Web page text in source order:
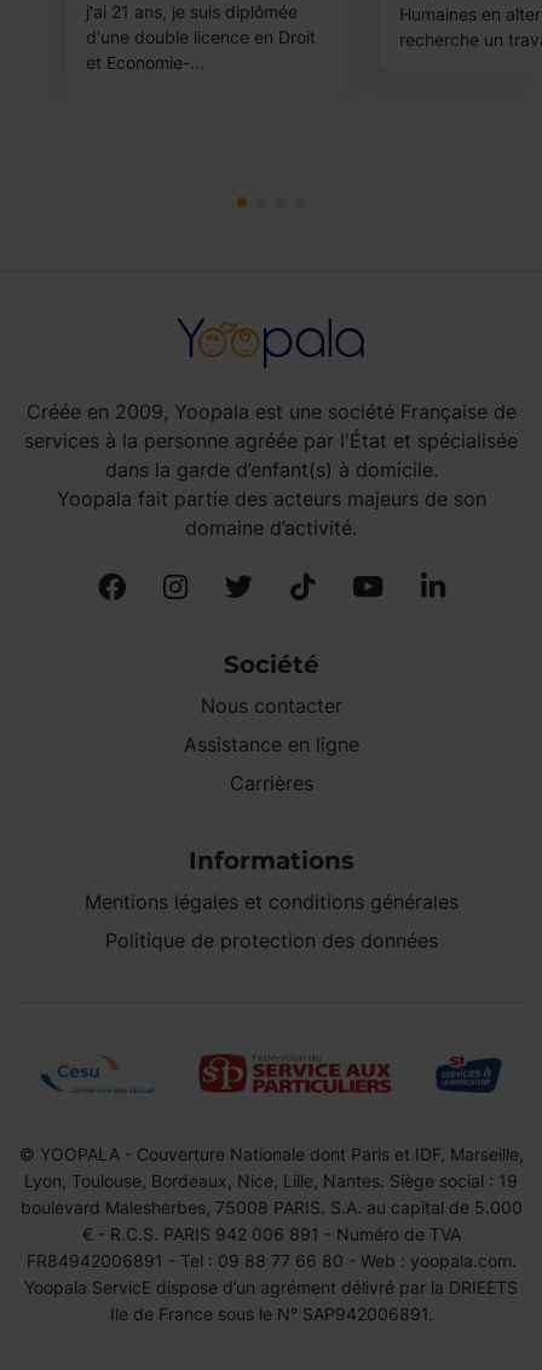
j'ai 21 ans, je suis diplômée
d'une double licence en Droit
et Economie-...
Humaines en
recherche un
Créée en 2009, Yoopala est une société Française de
services à la personne agréée par l'État et spécialisée
dans la garde d’enfant(s) à domicile.
Yoopala fait partie des acteurs majeurs de son
domaine d’activité.
Société
Nous contacter
Assistance en ligne
Carrières
Informations
Mentions légales et conditions générales
Politique de protection des données
© YOOPALA - Couverture Nationale dont Paris et IDF, Marseille,
Lyon, Toulouse, Bordeaux, Nice, Lille, Nantes. Siège social : 19
boulevard Malesherbes, 75008 PARIS. S.A. au capital de 5.000
€ - R.C.S. PARIS 942 006 891 - Numéro de TVA
FR84942006891 - Tel : 09 88 77 66 80 - Web : yoopala.com.
Yoopala ServicE dispose d’un agrément délivré par la DRIEETS
Ile de France sous le N° SAP942006891.